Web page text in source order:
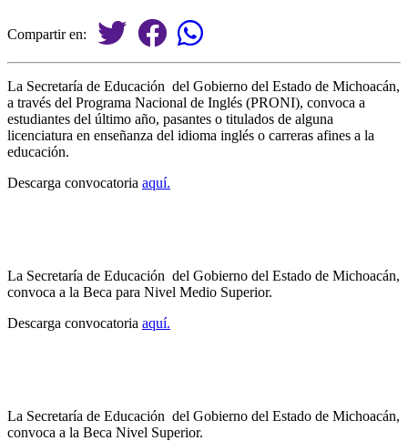
Compartir en:
La Secretaría de Educación del Gobierno del Estado de Michoacán,
a través del Programa Nacional de Inglés (PRONI), convoca a
estudiantes del último año, pasantes o titulados de alguna
licenciatura en enseñanza del idioma inglés o carreras afines a la
educación.
Descarga convocatoria aquí.
La Secretaría de Educación del Gobierno del Estado de Michoacán,
convoca a la Beca para Nivel Medio Superior.
Descarga convocatoria aquí.
La Secretaría de Educación del Gobierno del Estado de Michoacán,
convoca a la Beca Nivel Superior.